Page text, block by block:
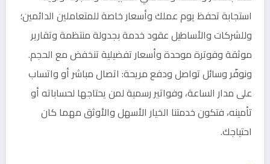
استجابة تحفظ يوم عملك وأسعار خاصة للمتعاملين الدائمين؛
وللشركات والأساطيل عقود خدمة بجدولة منتظمة وتقارير
موثقة وفوترة موحدة وأسعار تفضيلية تنخفض مع الحجم.
ونوفّر وسائل تواصل ودفع مريحة: اتصال مباشر أو واتساب
على مدار الساعة، وفواتير رسمية لمن يحتاجها لحساباته أو
تأمينه، فتكون خدمتنا الخيار الأسهل والأوثق مهما كان
احتياجك.